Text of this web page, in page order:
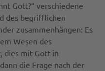
Gott?“ verschiedene
des begrifflichen
zusammenhängen: Es
Wesen des
dies mit Gott in
die Frage nach der